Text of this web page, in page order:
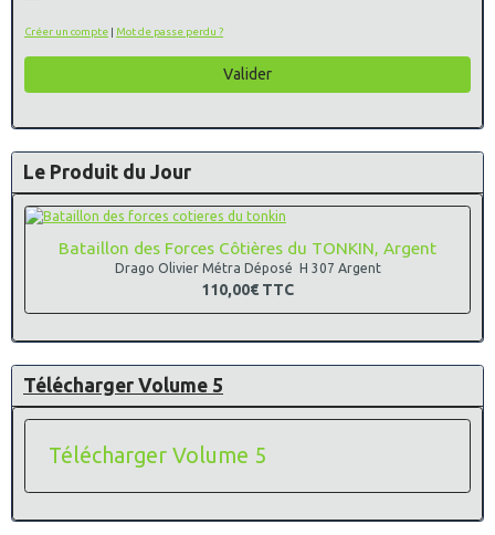
Créer un compte | Mot de passe perdu ?
Valider
Le Produit du Jour
Bataillon des Forces Côtières du TONKIN, Argent
Drago Olivier Métra Déposé H 307 Argent
110,00€ TTC
Télécharger Volume 5
Télécharger Volume 5